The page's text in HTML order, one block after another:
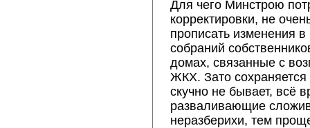
Для чего Минстрою
корректировки, не
прописать изменения
собраний
домах, связанные с
ЖКХ. Зато
скучно не бывает, всё
разваливающие
неразберихи, тем